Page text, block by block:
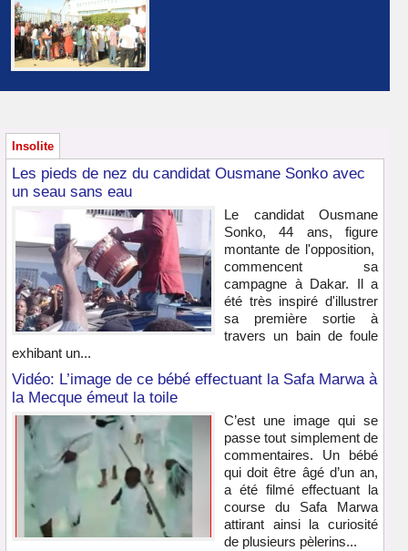
Insolite
Les pieds de nez du candidat Ousmane Sonko avec
un seau sans eau
Le candidat Ousmane
Sonko, 44 ans, figure
montante de l'opposition,
commencent sa
campagne à Dakar. Il a
été très inspiré d'illustrer
sa première sortie à
travers un bain de foule
exhibant un...
Vidéo: L’image de ce bébé effectuant la Safa Marwa à
la Mecque émeut la toile
C’est une image qui se
passe tout simplement de
commentaires. Un bébé
qui doit être âgé d’un an,
a été filmé effectuant la
course du Safa Marwa
attirant ainsi la curiosité
de plusieurs pèlerins...